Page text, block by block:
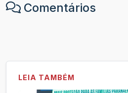
Comentários
LEIA TAMBÉM